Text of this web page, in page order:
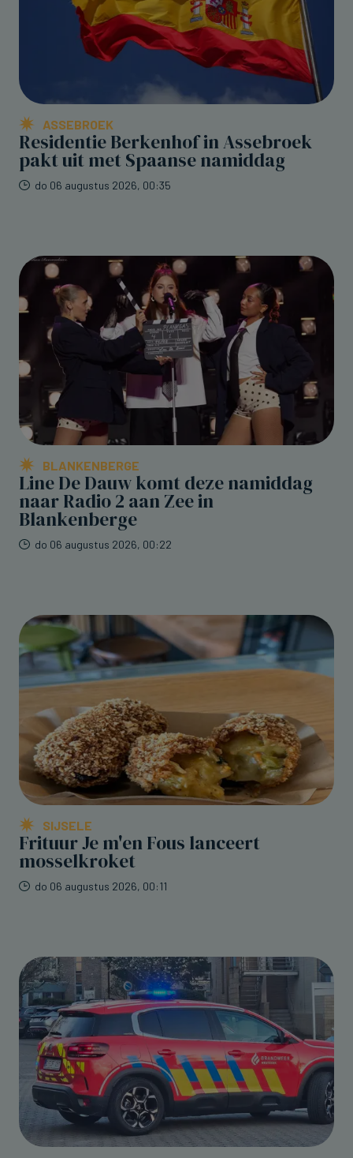
ASSEBROEK
Residentie Berkenhof in Assebroek
pakt uit met Spaanse namiddag
do 06 augustus 2026, 00:35
BLANKENBERGE
Line De Dauw komt deze namiddag
naar Radio 2 aan Zee in
Blankenberge
do 06 augustus 2026, 00:22
SIJSELE
Frituur Je m'en Fous lanceert
mosselkroket
do 06 augustus 2026, 00:11